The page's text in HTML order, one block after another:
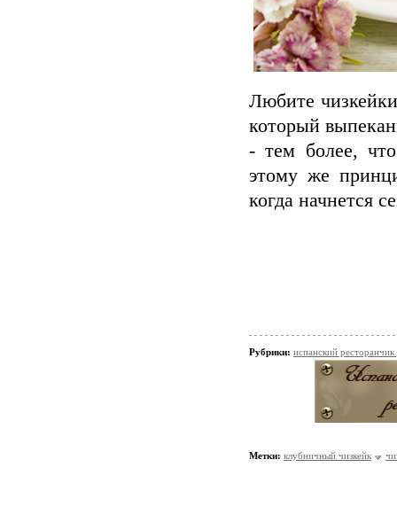
Любите
который
- тем более,
этому же
когда начнется
Рубрики: испанский
Метки: клубничный чизкейк